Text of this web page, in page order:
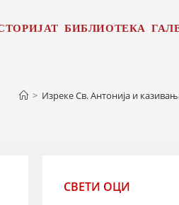
БИБЛИОТЕКА
> Изреке Св. Антонијa и
СВЕТИ ОЦИ